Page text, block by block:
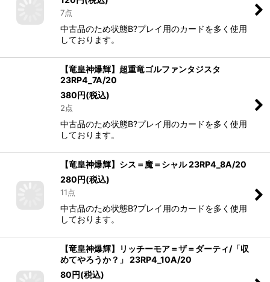
7点
中古品のため状態B?プレイ用のカードを多く使用
しております。
【竜皇神爆輝】超重竜ゴルファンタジスタ
23RP4_7A/20
380円(税込)
2点
中古品のため状態B?プレイ用のカードを多く使用
しております。
【竜皇神爆輝】シス＝魔＝シャル 23RP4_8A/20
280円(税込)
11点
中古品のため状態B?プレイ用のカードを多く使用
しております。
【竜皇神爆輝】リッチーモア＝ザ＝ダーティ/「収
めてやろうか？」 23RP4_10A/20
80円(税込)